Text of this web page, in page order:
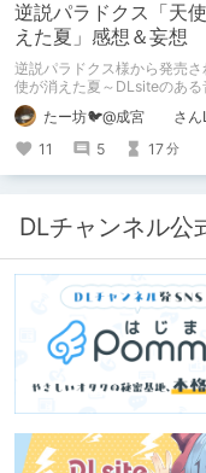
逆説パラドクス「天
えた夏」感想＆妄想
逆説パラドクス様から発売さ
使が消えた夏～DLsiteのある
について～」の感想です。 妄
いです。たー坊🐦@成宮 さん
11
5 17分
DLチャンネル公